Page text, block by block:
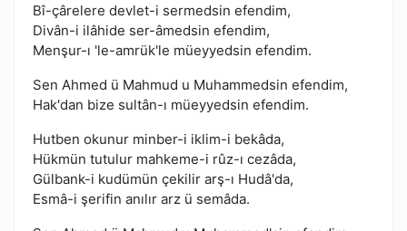
Bî-çârelere devlet-i sermedsin efendim,
Divân-i ilâhide ser-âmedsin efendim,
Menşur-ı 'le-amrük'le müeyyedsin efendim.
Sen Ahmed ü Mahmud u Muhammedsin efendim,
Hak'dan bize sultân-ı müeyyedsin efendim.
Hutben okunur minber-i iklim-i bekâda,
Hükmün tutulur mahkeme-i rûz-ı cezâda,
Gülbank-i kudümün çekilir arş-ı Hudâ'da,
Esmâ-i şerifin anılır arz ü semâda.